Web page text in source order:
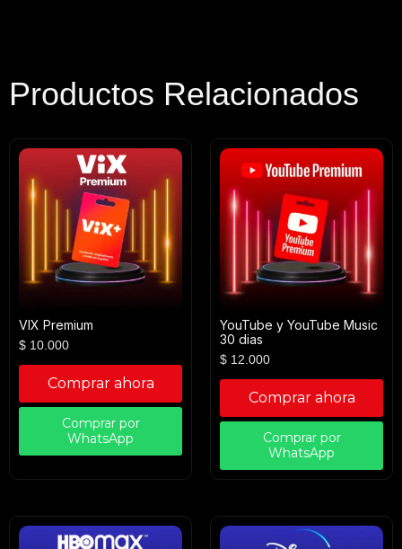
Productos Relacionados
VIX Premium
$ 10.000
Comprar ahora
Comprar por
WhatsApp
YouTube y YouTube Music
30 dias
$ 12.000
Comprar ahora
Comprar por
WhatsApp